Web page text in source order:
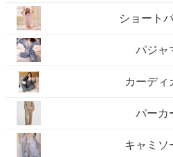
ショート
パジャ
カーディ
パーカ
キャミソ